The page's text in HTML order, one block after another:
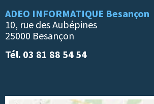
ADEO INFORMATIQUE Besançon
10, rue des Aubépines
25000 Besançon
Tél. 03 81 88 54 54